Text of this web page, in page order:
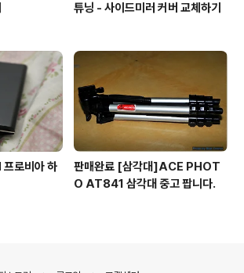
튜닝 - 사이드미러 커버 교체하기
로비아 하
판매완료 [삼각대]ACE PHOT
O AT841 삼각대 중고 팝니다.